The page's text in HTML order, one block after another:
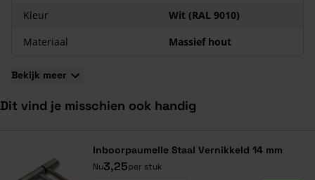
Kleur
Wit (RAL 9010)
Materiaal
Massief hout
Bekijk meer
Dit vind je misschien ook handig
Inboorpaumelle Staal Vernikkeld 14 mm
Nu3,25per stuk